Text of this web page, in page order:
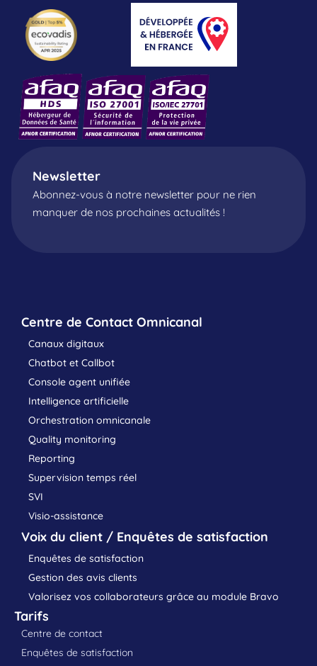
Newsletter
Abonnez-vous à notre newsletter pour ne rien
manquer de nos prochaines actualités !
Centre de Contact Omnicanal
Canaux digitaux
Chatbot et Callbot
Console agent unifiée
Intelligence artificielle
Orchestration omnicanale
Quality monitoring
Reporting
Supervision temps réel
SVI
Visio-assistance
Voix du client / Enquêtes de satisfaction
Enquêtes de satisfaction
Gestion des avis clients
Valorisez vos collaborateurs grâce au module Bravo
Tarifs
Centre de contact
Enquêtes de satisfaction